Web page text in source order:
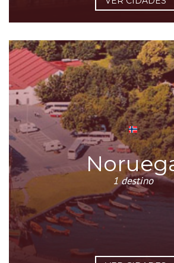
1 destino